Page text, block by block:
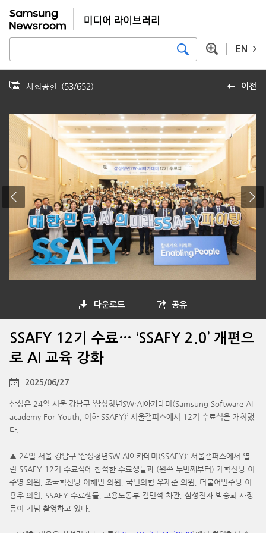
EN
이전
사회공헌 (53/652)
다운로드 공유
SSAFY 12기 수료… ‘SSAFY 2.0’ 개편으
로 AI 교육 강화
2025/06/27
삼성은 24일 서울 강남구 ‘삼성청년SW·AI아카데미(Samsung Software AI
academy For Youth, 이하 SSAFY)’ 서울캠퍼스에서 12기 수료식을 개최했
다.
▲ 24일 서울 강남구 ‘삼성청년SW·AI아카데미(SSAFY)’ 서울캠퍼스에서 열
린 SSAFY 12기 수료식에 참석한 수료생들과 (왼쪽 두번째부터) 개혁신당 이
주영 의원, 조국혁신당 이해민 의원, 국민의힘 우재준 의원, 더불어민주당 이
용우 의원, SSAFY 수료생들, 고용노동부 김민석 차관, 삼성전자 박승희 사장
등이 기념 촬영하고 있다.